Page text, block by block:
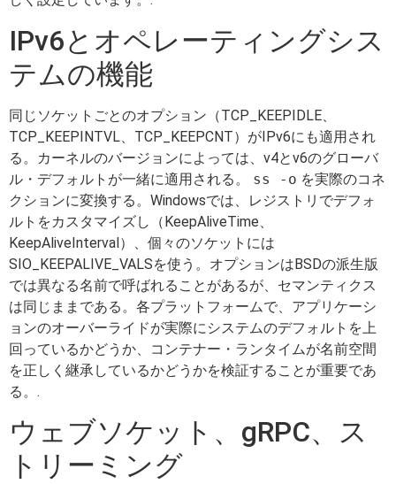
IPv6とオペレーティングシス
テムの機能
同じソケットごとのオプション（TCP_KEEPIDLE、
TCP_KEEPINTVL、TCP_KEEPCNT）がIPv6にも適用され
る。カーネルのバージョンによっては、v4とv6のグローバ
ル・デフォルトが一緒に適用される。 ss -o を実際のコネ
クションに変換する。Windowsでは、レジストリでデフォ
ルトをカスタマイズし（KeepAliveTime、
KeepAliveInterval）、個々のソケットには
SIO_KEEPALIVE_VALSを使う。オプションはBSDの派生版
では異なる名前で呼ばれることがあるが、セマンティクス
は同じままである。各プラットフォームで、アプリケーシ
ョンのオーバーライドが実際にシステムのデフォルトを上
回っているかどうか、コンテナー・ランタイムが名前空間
を正しく継承しているかどうかを検証することが重要であ
る。.
ウェブソケット、gRPC、ス
トリーミング